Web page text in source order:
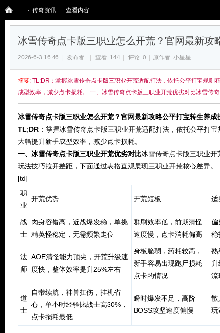
传奇资讯 查看内容
冰雪传奇点卡版三职业怎么开荒？官网最新攻
2026-6-3 16:46 发布者: 查看: 144 评论: 0 原作者: 小星星
摘要: TL;DR：掌握冰雪传奇点卡版三职业开荒适配打法，依托公平打宝规则
成型效率，减少点卡损耗。 一、冰雪传奇点卡版三职业开荒优劣对比冰雪传
冰雪传奇点卡版三职业怎么开荒？官网最新攻略公平打宝转生养成
TL;DR ：掌握冰雪传奇点卡版三职业开荒适配打法，依托公平打
大幅提升新手成型效率，减少点卡损耗。
一、冰雪传奇点卡版三职业开荒优劣对比冰雪传奇点卡版三职业
玩法技巧拉开差距，下面通过表格直观展现三职业开荒核心差异。
[td]
职
业
开荒优势 开荒短板 适
战
士
肉身容错高，近战爆发稳，单挑
精英怪稳定，无需频繁走位
群刷效率低，前期清怪
速度慢，点卡消耗偏高
偏
稳
法
师
AOE清怪能力顶尖，开荒升级速
度快，整体效率提升25%左右
身板脆弱，药耗较高，
新手容易出现跑尸损耗
点卡的情况
熟
升
流
道
士
自带续航，神兽扛伤，挂机省
心，单小时经验比战士高30%，
点卡损耗最低
瞬时爆发不足，高阶
BOSS攻坚速度偏慢
散
玩